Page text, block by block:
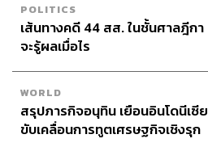
POLITICS
เส้นทางคดี 44 สส. ในชั้นศาลฎีกา
จะรู้ผลเมื่อไร
WORLD
สรุปภารกิจอนุทิน เยือนอินโดนีเซีย
ขับเคลื่อนการทูตเศรษฐกิจเชิงรุก